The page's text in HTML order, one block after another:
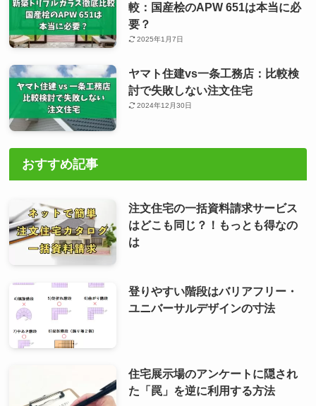
較：国産桧のAPW 651は本当に必
要？
2025年1月7日
ヤマト住建vs一条工務店：比較検
討で失敗しない注文住宅
2024年12月30日
おすすめ記事
注文住宅の一括資料請求サービス
はどこも同じ？！もっとも得なの
は
登りやすい階段はバリアフリー・
ユニバーサルデザインの寸法
住宅展示場のアンケートに隠され
た「罠」を逆に利用する方法